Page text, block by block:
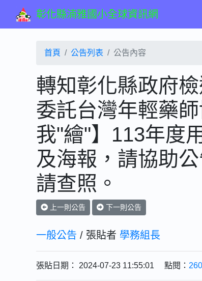
彰化縣湳雅國小全球資訊網
首頁 公告列表 公告內容
轉知彰化縣政府
委託台灣年輕藥
我"繪"】113年度
及海報，請協助
請查照。
上一則公告 下一則公告
一般公告 / 張貼者 學務組長
張貼日期： 2024-07-23 11:55:01 點閱： 260